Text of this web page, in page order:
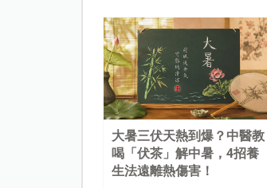
大暑三伏天熱到爆？中醫教
喝「伏茶」解中暑，4招養
生法遠離熱傷害！